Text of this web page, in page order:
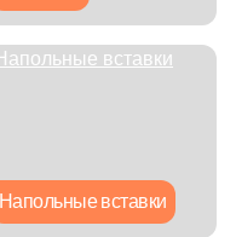
Напольные вставки